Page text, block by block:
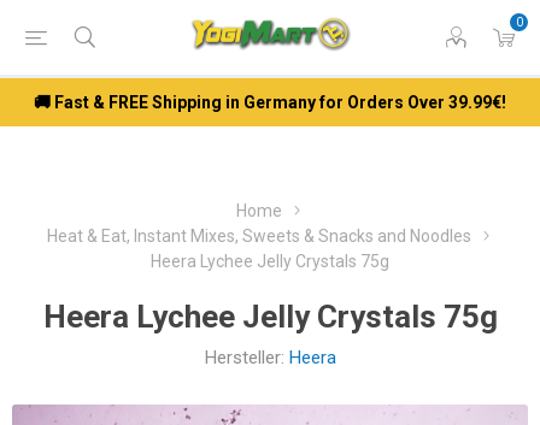
0
🚚 Fast & FREE Shipping in Germany for Orders Over 39.99€!
Home
Heat & Eat, Instant Mixes, Sweets & Snacks and Noodles
Heera Lychee Jelly Crystals 75g
Heera Lychee Jelly Crystals 75g
Hersteller: Heera